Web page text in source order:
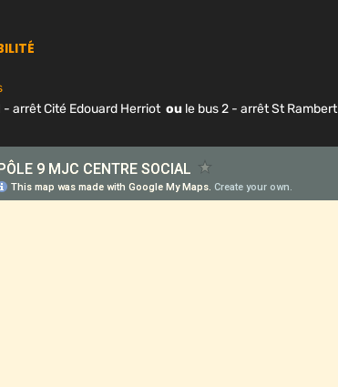
- arrêt Cité Edouard Herriot ou le bus 2 - arrêt St Rambert